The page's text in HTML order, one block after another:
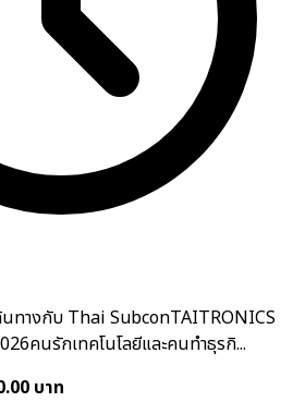
นทางกับ Thai SubconTAITRONICS
คนรักเทคโนโลยีและคนทำธุรกิ...
บาท